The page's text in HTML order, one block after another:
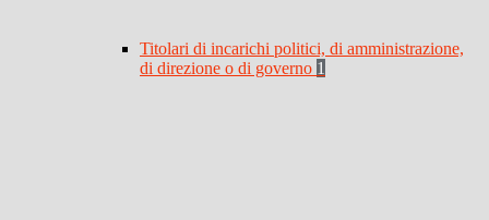
Titolari di incarichi politici, di amministrazione,
di direzione o di governo 1